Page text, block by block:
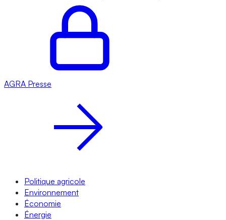
AGRA Presse
Politique agricole
Environnement
Économie
Énergie